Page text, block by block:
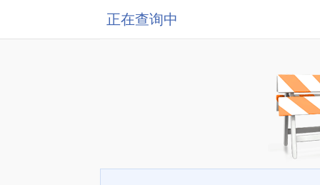
正在查询中